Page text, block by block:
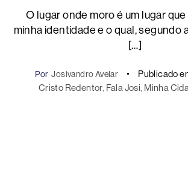
O lugar onde moro é um lugar
minha identidade e o qual, segundo
[…]
Por Josivandro Avelar Publicado
Cristo Redentor, Fala Josi, Minha